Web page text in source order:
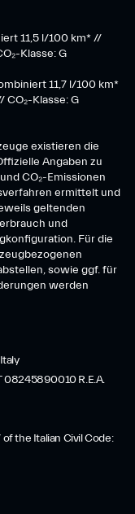
11,5 l/100 km* //
Klasse: G
11,7 l/100 km*
Klasse: G
existieren die
Angaben zu
CO₂-Emissionen
ermittelt und
geltenden
und
Für die
sowie ggf. für
werden
08245890010 R.E.A.
the Italian Civil Code: